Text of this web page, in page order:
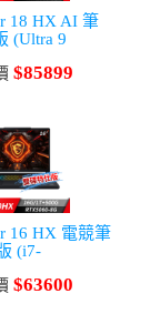
18 HX AI 筆
(Ultra 9
$85899
16 HX 電競筆
(i7-
$63600